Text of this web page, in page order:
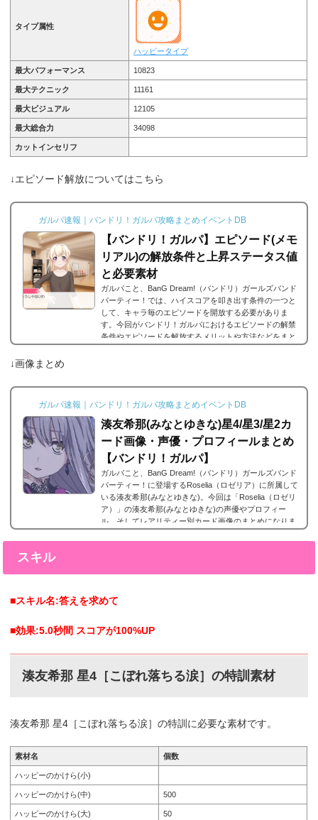
タイプ属性
ハッピータイプ
最大パフォーマンス 10823
最大テクニック 11161
最大ビジュアル 12105
最大総合力 34098
カットインセリフ
↓エピソード解放についてはこちら
ガルパ速報｜バンドリ！ガルパ攻略まとめイベントDB
【バンドリ！ガルパ】エピソード(メモ
リアル)の解放条件と上昇ステータス値
と必要素材
ガルパこと、BanG Dream!（バンドリ）ガールズバンド
パーティー！では、ハイスコアを叩き出す条件の一つと
して、キャラ毎のエピソードを開放する必要がありま
す。今回がバンドリ！ガルパにおけるエピソードの解禁
条件やエピソードを解放するメリットや方法などをまと
す。エピソードは各キャラクターの詳細にあり、解放す
よ...
↓画像まとめ
ガルパ速報｜バンドリ！ガルパ攻略まとめイベントDB
湊友希那(みなとゆきな)星4/星3/星2カ
ード画像・声優・プロフィールまとめ
【バンドリ！ガルパ】
ガルパこと、BanG Dream!（バンドリ）ガールズバンド
パーティー！に登場するRoselia（ロゼリア）に所属して
いる湊友希那(みなとゆきな)。今回は「Roselia（ロゼリ
ア）」の湊友希那(みなとゆきな)の声優やプロフィー
ル、そしてレアリティー別カード画像のまとめになりま
スキル
■スキル名:答えを求めて
■効果:5.0秒間 スコアが100%UP
湊友希那 星4［こぼれ落ちる涙］の特訓素材
湊友希那 星4［こぼれ落ちる涙］の特訓に必要な素材です。
素材名 個数
ハッピーのかけら(小)
ハッピーのかけら(中) 500
ハッピーのかけら(大) 50